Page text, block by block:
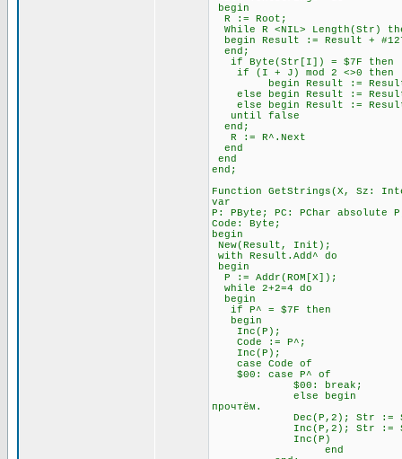
begin
R := Root;
While R <NIL>
begin Result := Result +
end;
if Byte(Str[I]) = $7F
if (I + J) mod 2 <>0
begin Result := Result +
else begin Result := Result
else begin Result := Result
until false \\ Всё это
end;
R := R^.Next
end
end
end;
Function GetStrings(X, Sz:
var
P: PByte; PC: PChar absolute
Code: Byte;
begin
New(Result, Init);
with Result.Add^ do
begin
P := Addr(ROM[X]);
while 2+2=4 do \\
begin
if P^ = $7F then \\
begin
Inc(P); \\
Code := P^;
Inc(P);
case Code of
$00: case P^ of
$00: break; \\ А за
else begin \\ Если за
прочтём.
Dec(P,2); Str := Str
Inc(P,2); Str := Str
Inc(P)
end